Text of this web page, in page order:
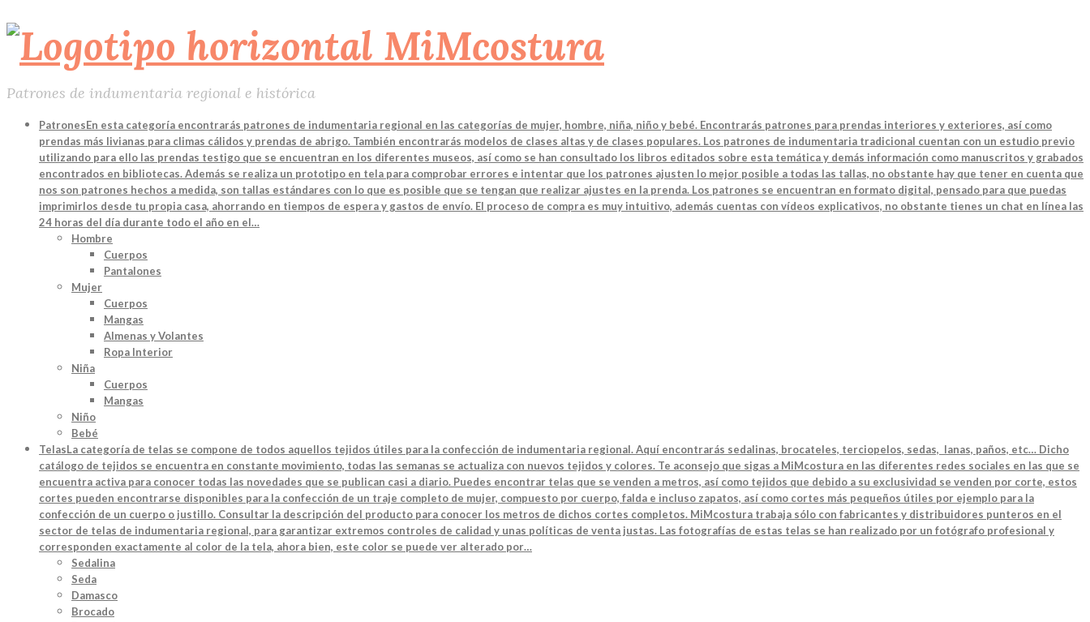
Patrones de indumentaria regional e histórica
PatronesEn esta categoría encontrarás patrones de indumentaria regional en las categorías de mujer, hombre, niña, niño y bebé. Encontrarás patrones para prendas interiores y exteriores, así como
prendas más livianas para climas cálidos y prendas de abrigo. También encontrarás modelos de clases altas y de clases populares. Los patrones de indumentaria tradicional cuentan con un estudio previo
utilizando para ello las prendas testigo que se encuentran en los diferentes museos, así como se han consultado los libros editados sobre esta temática y demás información como manuscritos y grabados
encontrados en bibliotecas. Además se realiza un prototipo en tela para comprobar errores e intentar que los patrones ajusten lo mejor posible a todas las tallas, no obstante hay que tener en cuenta que
nos son patrones hechos a medida, son tallas estándares con lo que es posible que se tengan que realizar ajustes en la prenda. Los patrones se encuentran en formato digital, pensado para que puedas
imprimirlos desde tu propia casa, ahorrando en tiempos de espera y gastos de envío. El proceso de compra es muy intuitivo, además cuentas con vídeos explicativos, no obstante tienes un chat en línea las
24 horas del día durante todo el año en el…
Hombre
Cuerpos
Pantalones
Mujer
Cuerpos
Mangas
Almenas y Volantes
Ropa Interior
Niña
Cuerpos
Mangas
Niño
Bebé
TelasLa categoría de telas se compone de todos aquellos tejidos útiles para la confección de indumentaria regional. Aquí encontrarás sedalinas, brocateles, terciopelos, sedas, lanas, paños, etc… Dicho
catálogo de tejidos se encuentra en constante movimiento, todas las semanas se actualiza con nuevos tejidos y colores. Te aconsejo que sigas a MiMcostura en las diferentes redes sociales en las que se
encuentra activa para conocer todas las novedades que se publican casi a diario. Puedes encontrar telas que se venden a metros, así como tejidos que debido a su exclusividad se venden por corte, estos
cortes pueden encontrarse disponibles para la confección de un traje completo de mujer, compuesto por cuerpo, falda e incluso zapatos, así como cortes más pequeños útiles por ejemplo para la
confección de un cuerpo o justillo. Consultar la descripción del producto para conocer los metros de dichos cortes completos. MiMcostura trabaja sólo con fabricantes y distribuidores punteros en el
sector de telas de indumentaria regional, para garantizar extremos controles de calidad y unas políticas de venta justas. Las fotografías de estas telas se han realizado por un fotógrafo profesional y
corresponden exactamente al color de la tela, ahora bien, este color se puede ver alterado por…
Sedalina
Seda
Damasco
Brocado